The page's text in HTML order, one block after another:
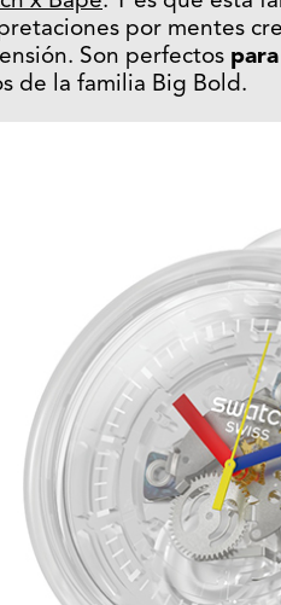
por mentes
Son perfectos
de la familia Big Bold.